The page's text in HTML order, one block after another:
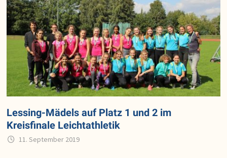
Lessing-Mädels auf Platz 1 und 2 im
Kreisfinale Leichtathletik
11. September 2019